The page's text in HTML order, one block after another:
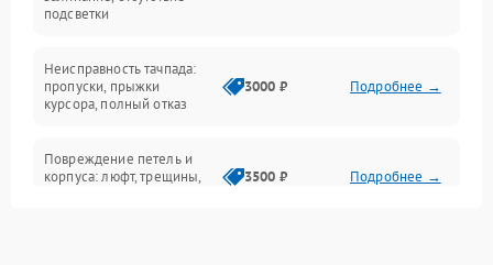
Батарея
Сеть и интернет
подсветки
Неисправность тачпада:
пропуски, прыжки
курсора, полный отказ
3000 ₽ Подробнее →
Повреждение петель и
корпуса: люфт, трещины,
3500 ₽ Подробнее →